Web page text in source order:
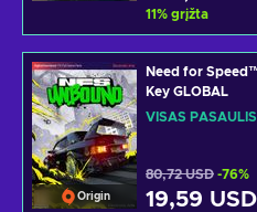
11% grįžta
Origin
Need for
Key GLOBAL
VISAS PASAULIS
80,72 USD -76%
19,59 USD